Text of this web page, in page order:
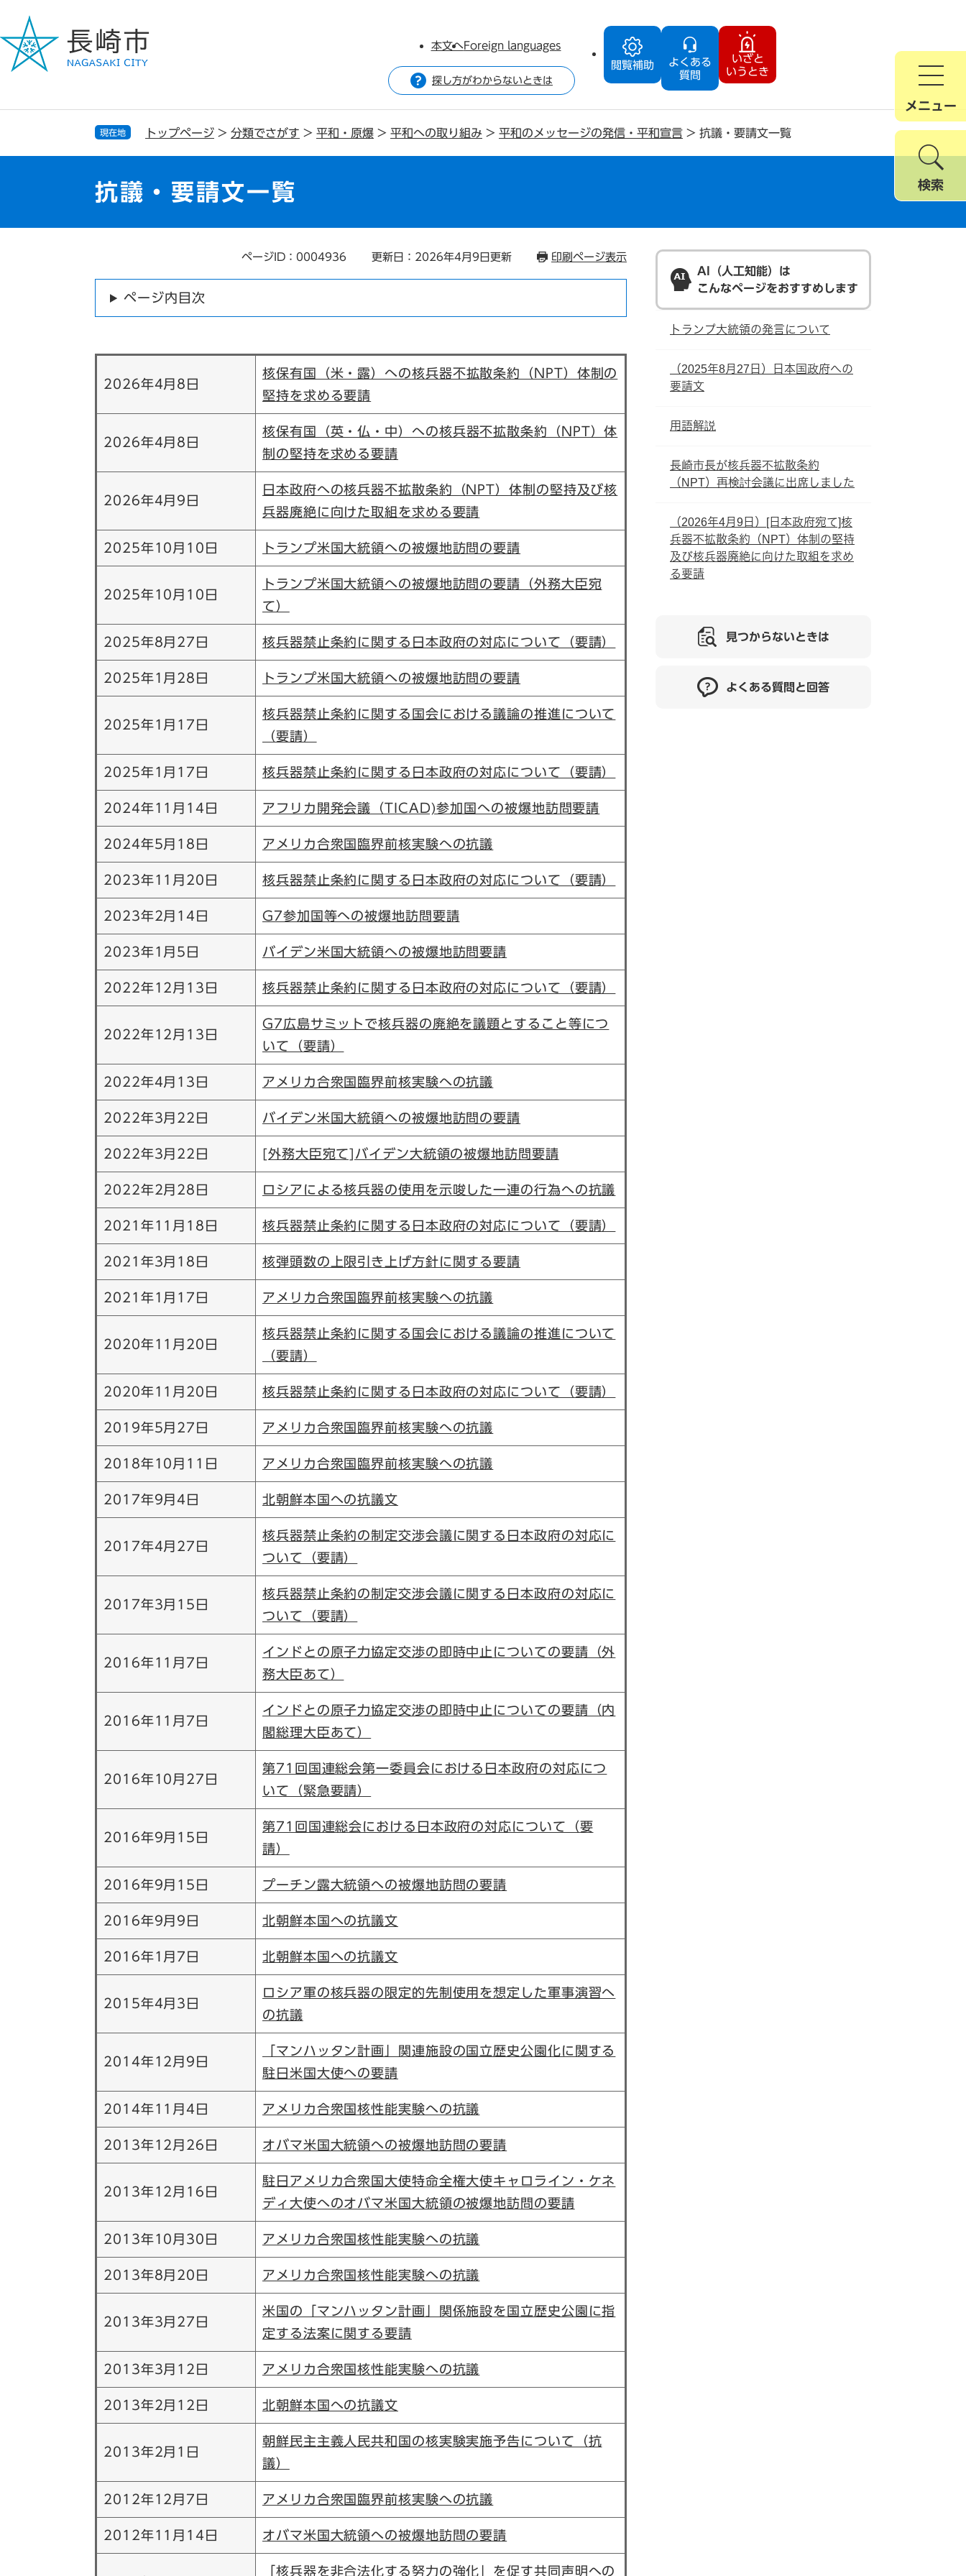
ジ
で
ュ
ば
閲覧補助
よくある
質問
いざと
いうとき
本文へForeign languages
探し方がわからないときは
メニュー
検索
現在地 トップページ > 分類でさがす > 平和・原爆 > 平和への取り組み > 平和のメッセージの発信・平和宣言 > 抗議・要請文一覧
抗議・要請文一覧
ページID：0004936 更新日：2026年4月9日更新 印刷ページ表示
ページ内目次
2026年4月8日
核保有国（米・露）への核兵器不拡散条約（NPT）体制の
堅持を求める要請
2026年4月8日
​核保有国（英・仏・中）への核兵器不拡散条約（NPT）体
制の堅持を求める要請
2026年4月9日
日本政府への核兵器不拡散条約（NPT）体制の堅持及び核
兵器廃絶に向けた取組​を求める要請
2025年10月10日 トランプ米国大統領への被爆地訪問の要請
2025年10月10日
トランプ米国大統領への被爆地訪問の要請（外務大臣宛
て）
2025年8月27日 核兵器禁止条約に関する日本政府の対応について（要請）
2025年1月28日​ トランプ米国大統領への被爆地訪問の要請
2025年1月17日​
核兵器禁止条約に関する国会における議論の推進について
（要請）
2025年1月17日​ 核兵器禁止条約に関する日本政府の対応について（要請）
2024年11月14日​​ アフリカ開発会議（TICAD)参加国への被爆地訪問要請
2024年5月18日​ アメリカ合衆国臨界前核実験への抗議​
2023年11月20日 核兵器禁止条約に関する日本政府の対応について（要請）
2023年2月14日 G7参加国等への被爆地訪問要請
2023年1月5日 バイデン米国大統領への被爆地訪問要請
2022年12月13日 核兵器禁止条約に関する日本政府の対応について（要請）
2022年12月13日
G7広島サミットで核兵器の廃絶を議題とすること等につ
いて（要請）
2022年4月13日 アメリカ合衆国臨界前核実験への抗議
2022年3月22日 バイデン米国大統領への被爆地訪問の要請
2022年3月22日 [外務大臣宛て]バイデン大統領の被爆地訪問要請
2022年2月28日 ロシアによる核兵器の使用を示唆した一連の行為への抗議
2021年11月18日 核兵器禁止条約に関する日本政府の対応について（要請）
2021年3月18日 核弾頭数の上限引き上げ方針に関する要請
2021年1月17日 アメリカ合衆国臨界前核実験への抗議
2020年11月20日
核兵器禁止条約に関する国会における議論の推進について
（要請）
2020年11月20日 核兵器禁止条約に関する日本政府の対応について（要請）
2019年5月27日 アメリカ合衆国臨界前核実験への抗議
2018年10月11日 アメリカ合衆国臨界前核実験への抗議
2017年9月4日 北朝鮮本国への抗議文
2017年4月27日
核兵器禁止条約の制定交渉会議に関する日本政府の対応に
ついて（要請）
2017年3月15日
核兵器禁止条約の制定交渉会議に関する日本政府の対応に
ついて（要請）
2016年11月7日
インドとの原子力協定交渉の即時中止についての要請（外
務大臣あて）
2016年11月7日
インドとの原子力協定交渉の即時中止についての要請（内
閣総理大臣あて）
2016年10月27日
第71回国連総会第一委員会における日本政府の対応につ
いて（緊急要請）
2016年9月15日
第71回国連総会における日本政府の対応について（要
請）
2016年9月15日 プーチン露大統領への被爆地訪問の要請
2016年9月9日 北朝鮮本国への抗議文
2016年1月7日 北朝鮮本国への抗議文
2015年4月3日
ロシア軍の核兵器の限定的先制使用を想定した軍事演習へ
の抗議
2014年12月9日
「マンハッタン計画」関連施設の国立歴史公園化に関する
駐日米国大使への要請
2014年11月4日 アメリカ合衆国核性能実験への抗議
2013年12月26日 オバマ米国大統領への被爆地訪問の要請
2013年12月16日
駐日アメリカ合衆国大使特命全権大使キャロライン・ケネ
ディ大使へのオバマ米国大統領の被爆地訪問の要請
2013年10月30日 アメリカ合衆国核性能実験への抗議
2013年8月20日 アメリカ合衆国核性能実験への抗議
2013年3月27日
米国の「マンハッタン計画」関係施設を国立歴史公園に指
定する法案に関する要請
2013年3月12日 アメリカ合衆国核性能実験への抗議
2013年2月12日 北朝鮮本国への抗議文
2013年2月1日
朝鮮民主主義人民共和国の核実験実施予告について（抗
議）
2012年12月7日 アメリカ合衆国臨界前核実験への抗議
2012年11月14日 オバマ米国大統領への被爆地訪問の要請
「核兵器を非合法化する努力の強化」を促す共同声明への
AI（人工知能）は
こんなページをおすすめします
トランプ大統領の発言について
（2025年8月27日）日本国政府への
要請文
用語解説
長崎市長が核兵器不拡散条約
（NPT）再検討会議に出席しました
（2026年4月9日）[日本政府宛て]核
兵器不拡散条約（NPT）体制の堅持
及び核兵器廃絶に向けた取組を求め
る要請
見つからないときは
よくある質問と回答